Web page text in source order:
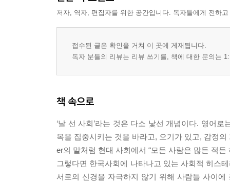
저자, 역자, 편집자를 위한 공간입니다. 독자들에게 전하
접수된 글은 확인을 거쳐 이 곳에 게재됩니다.
독자 분들의 리뷰는 리뷰 쓰기를, 책에 대한 문의는
책 속으로
‘날 선 사회’라는 것은 다소 낯선 개념이다. 영어
목을 집중시키는 것을 바라고, 오기가 있고, 감정
er의 말처럼 현대 사회에서 “모든 사람은 많든 적
그렇다면 한국사회에 나타나고 있는 사회적 히스
서로의 신경을 자극하지 않기 위해 사람들 사이